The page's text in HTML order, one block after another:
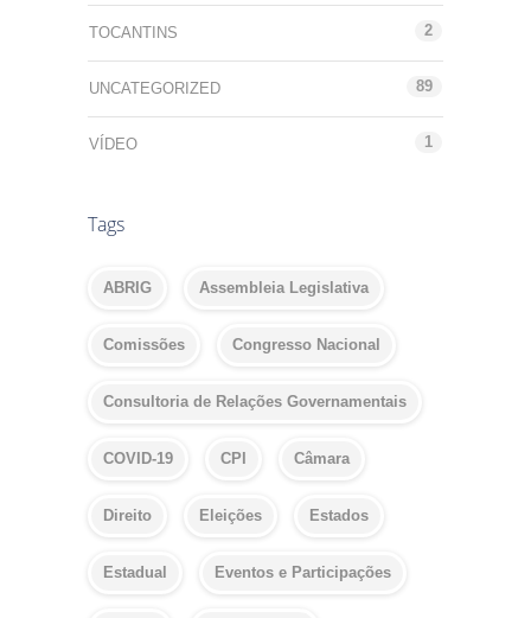
TOCANTINS 2
UNCATEGORIZED 89
VÍDEO 1
Tags
ABRIG Assembleia Legislativa
Comissões Congresso Nacional
Consultoria de Relações Governamentais
COVID-19 CPI Câmara
Direito Eleições Estados
Estadual Eventos e Participações